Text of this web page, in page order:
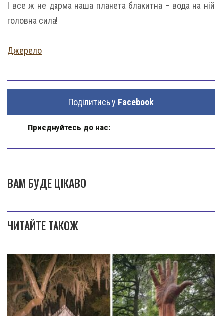
І все ж не дарма наша планета блакитна – вода на ній
головна сила!
Джерело
Поділитись у Facebook
Приєднуйтесь до нас:
ВАМ БУДЕ ЦІКАВО
ЧИТАЙТЕ ТАКОЖ